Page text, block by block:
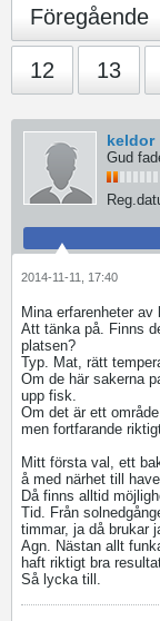
Föregående
12 13
keldor
Gud
2014-11-11, 17:40
Mina erfarenheter
Att tänka på. Finns
platsen?
Typ. Mat, rätt
Om de här sakerna
upp fisk.
Om det är ett
men fortfarande
Mitt första val, ett
å med närhet till
Då finns alltid
Tid. Från
timmar, ja då brukar
Agn. Nästan allt
haft riktigt bra
Så lycka till.